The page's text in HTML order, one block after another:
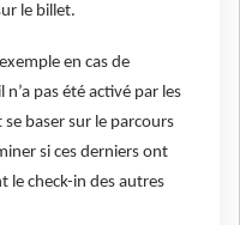
le billet.
en cas de
pas été activé par les
baser sur le parcours
si ces derniers ont
le check-in des autres